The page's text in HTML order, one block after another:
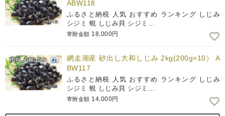
ABW118
ふるさと納税 人気 おすすめ ランキング しじみ
シジミ 蜆 しじみ貝 シジミ…
寄附金額 18,000円
網走湖産 砂出し大和しじみ 2kg(200g×10） A
BW117
ふるさと納税 人気 おすすめ ランキング しじみ
シジミ 蜆 しじみ貝 シジミ…
寄附金額 14,000円